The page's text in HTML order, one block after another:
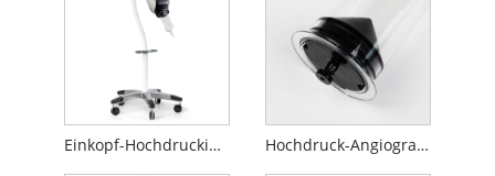
Einkopf-Hochdruckinjektor Hochdruck-Angiographiespritze